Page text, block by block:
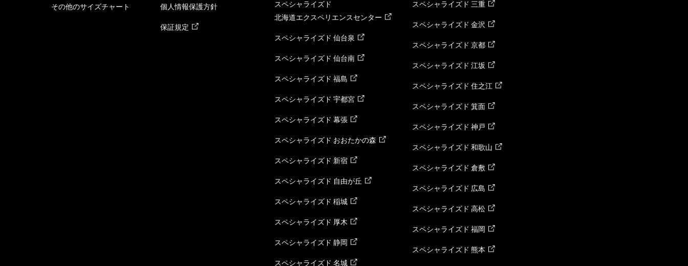
その他のサイズチャート 個人情報保護方針
保証規定
スペシャライズド
北海道エクスペリエンスセンター
スペシャライズド 仙台泉
スペシャライズド 仙台南
スペシャライズド 福島
スペシャライズド 宇都宮
スペシャライズド 幕張
スペシャライズド おおたかの森
スペシャライズド 新宿
スペシャライズド 自由が丘
スペシャライズド 稲城
スペシャライズド 厚木
スペシャライズド 静岡
スペシャライズド 名城
スペシャライズド 三重
スペシャライズド 金沢
スペシャライズド 京都
スペシャライズド 江坂
スペシャライズド 住之江
スペシャライズド 箕面
スペシャライズド 神戸
スペシャライズド 和歌山
スペシャライズド 倉敷
スペシャライズド 広島
スペシャライズド 高松
スペシャライズド 福岡
スペシャライズド 熊本